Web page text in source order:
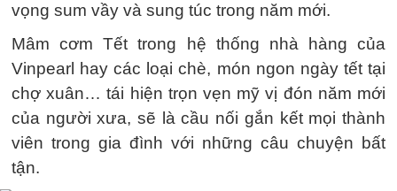
vọng sum vầy và sung túc trong năm mới.
Mâm cơm Tết trong hệ thống nhà hàng của
Vinpearl hay các loại chè, món ngon ngày tết tại
chợ xuân… tái hiện trọn vẹn mỹ vị đón năm mới
của người xưa, sẽ là cầu nối gắn kết mọi thành
viên trong gia đình với những câu chuyện bất
tận.